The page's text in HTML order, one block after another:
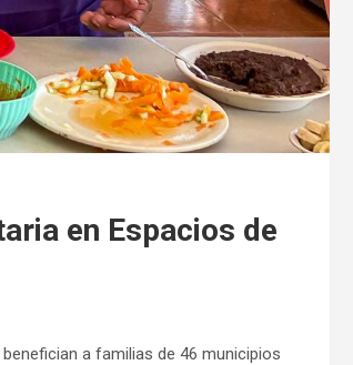
en Espacios de
a familias de 46 municipios